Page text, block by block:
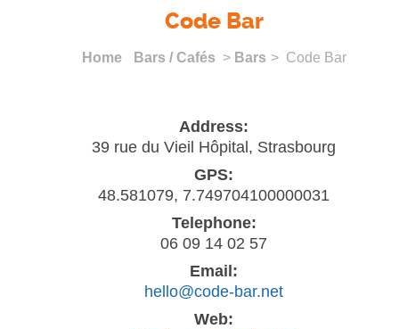
Code Bar
Home Bars / Cafés > Bars > Code Bar
Address:
39 rue du Vieil Hôpital, Strasbourg
GPS:
48.581079, 7.749704100000031
Telephone:
06 09 14 02 57
Email:
hello@code-bar.net
Web: